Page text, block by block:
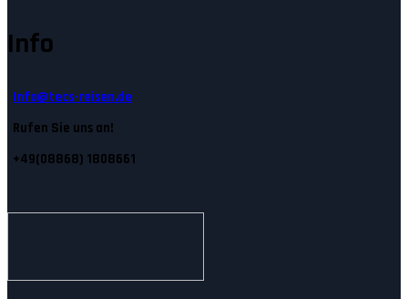
Info
Info@tecs-reisen.de
Rufen Sie uns an!
+49(08868) 1808661